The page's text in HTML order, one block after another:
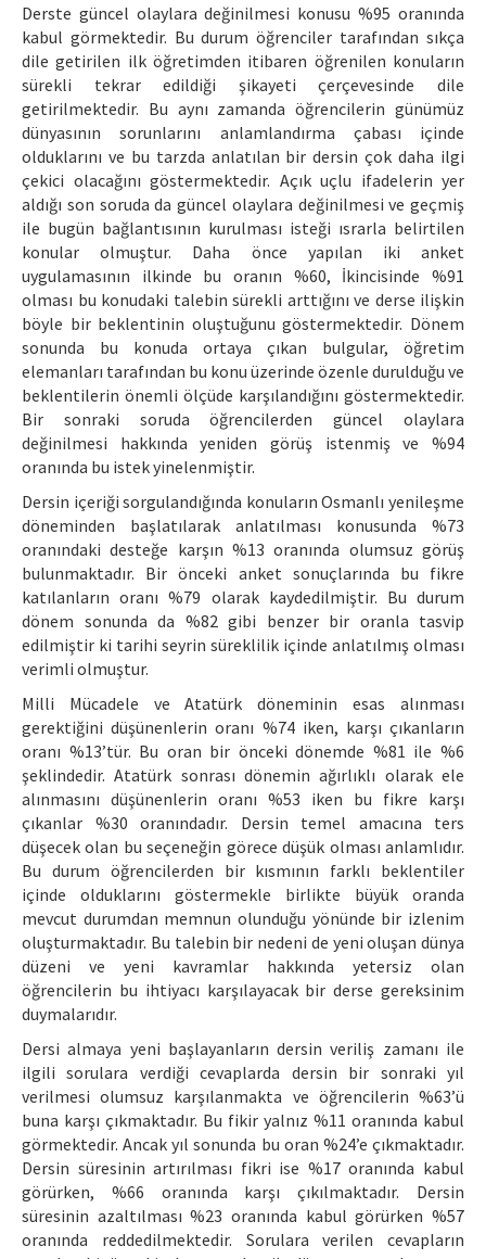
Derste güncel olaylara değinilmesi konusu %95 oranında
kabul görmektedir. Bu durum öğrenciler tarafından sıkça
dile getirilen ilk öğretimden itibaren öğrenilen konuların
sürekli tekrar edildiği şikayeti çerçevesinde dile
getirilmektedir. Bu aynı zamanda öğrencilerin günümüz
dünyasının sorunlarını anlamlandırma çabası içinde
olduklarını ve bu tarzda anlatılan bir dersin çok daha ilgi
çekici olacağını göstermektedir. Açık uçlu ifadelerin yer
aldığı son soruda da güncel olaylara değinilmesi ve geçmiş
ile bugün bağlantısının kurulması isteği ısrarla belirtilen
konular olmuştur. Daha önce yapılan iki anket
uygulamasının ilkinde bu oranın %60, İkincisinde %91
olması bu konudaki talebin sürekli arttığını ve derse ilişkin
böyle bir beklentinin oluştuğunu göstermektedir. Dönem
sonunda bu konuda ortaya çıkan bulgular, öğretim
elemanları tarafından bu konu üzerinde özenle durulduğu ve
beklentilerin önemli ölçüde karşılandığını göstermektedir.
Bir sonraki soruda öğrencilerden güncel olaylara
değinilmesi hakkında yeniden görüş istenmiş ve %94
oranında bu istek yinelenmiştir.
Dersin içeriği sorgulandığında konuların Osmanlı yenileşme
döneminden başlatılarak anlatılması konusunda %73
oranındaki desteğe karşın %13 oranında olumsuz görüş
bulunmaktadır. Bir önceki anket sonuçlarında bu fikre
katılanların oranı %79 olarak kaydedilmiştir. Bu durum
dönem sonunda da %82 gibi benzer bir oranla tasvip
edilmiştir ki tarihi seyrin süreklilik içinde anlatılmış olması
verimli olmuştur.
Milli Mücadele ve Atatürk döneminin esas alınması
gerektiğini düşünenlerin oranı %74 iken, karşı çıkanların
oranı %13’tür. Bu oran bir önceki dönemde %81 ile %6
şeklindedir. Atatürk sonrası dönemin ağırlıklı olarak ele
alınmasını düşünenlerin oranı %53 iken bu fikre karşı
çıkanlar %30 oranındadır. Dersin temel amacına ters
düşecek olan bu seçeneğin görece düşük olması anlamlıdır.
Bu durum öğrencilerden bir kısmının farklı beklentiler
içinde olduklarını göstermekle birlikte büyük oranda
mevcut durumdan memnun olunduğu yönünde bir izlenim
oluşturmaktadır. Bu talebin bir nedeni de yeni oluşan dünya
düzeni ve yeni kavramlar hakkında yetersiz olan
öğrencilerin bu ihtiyacı karşılayacak bir derse gereksinim
duymalarıdır.
Dersi almaya yeni başlayanların dersin veriliş zamanı ile
ilgili sorulara verdiği cevaplarda dersin bir sonraki yıl
verilmesi olumsuz karşılanmakta ve öğrencilerin %63’ü
buna karşı çıkmaktadır. Bu fikir yalnız %11 oranında kabul
görmektedir. Ancak yıl sonunda bu oran %24’e çıkmaktadır.
Dersin süresinin artırılması fikri ise %17 oranında kabul
görürken, %66 oranında karşı çıkılmaktadır. Dersin
süresinin azaltılması %23 oranında kabul görürken %57
oranında reddedilmektedir. Sorulara verilen cevapların